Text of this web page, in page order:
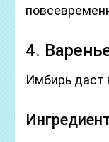
4.
Имбирь даст